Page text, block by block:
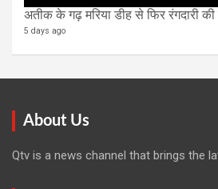
5 days ago
About Us
Qtv is a news channel that brings the